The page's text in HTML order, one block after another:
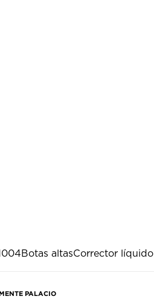
Botas altasCorrector líquido
PALACIO